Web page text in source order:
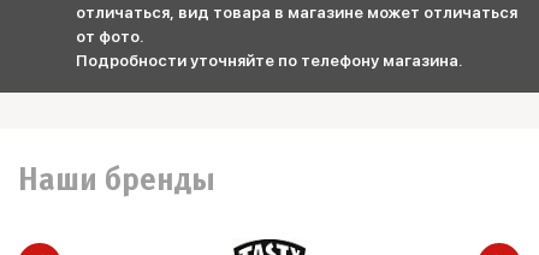
отличаться, вид товара в магазине может отличаться
от фото.
Подробности уточняйте по телефону магазина.
Наши бренды